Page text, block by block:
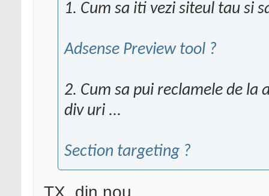
1. Cum sa iti vezi siteul tau si
Adsense Preview tool ?
2. Cum sa pui reclamele de la
div uri ...
Section targeting ?
TX. din nou.